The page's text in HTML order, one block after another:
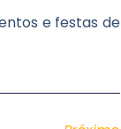
e festas de